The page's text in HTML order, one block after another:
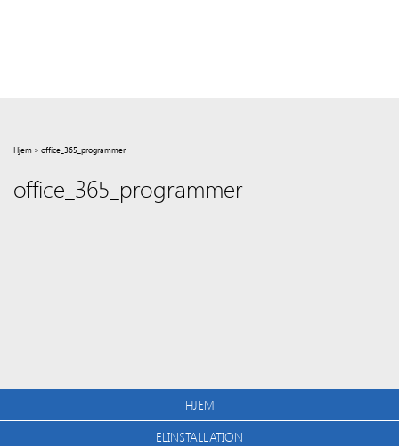
Hjem > office_365_programmer
office_365_programmer
HJEM
ELINSTALLATION